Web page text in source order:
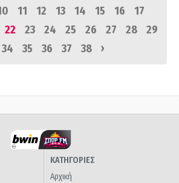
11 12 13 14 15 16
17
22 23 24 25 26 27 28
29
34 35 36 37 38 ›
ΚΑΤΗΓΟΡΙΕΣ
Αρχική